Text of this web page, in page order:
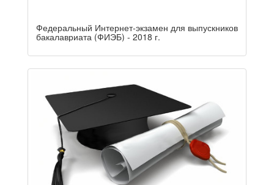
Федеральный Интернет-экзамен для выпускников
бакалавриата (ФИЭБ) - 2018 г.